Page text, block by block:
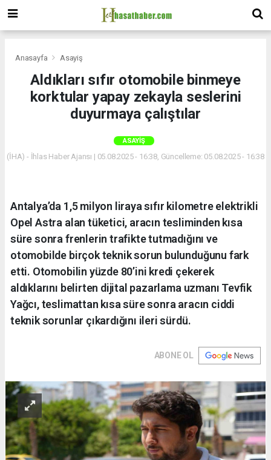
Anasayfa Asayiş
Aldıkları sıfır otomobile binmeye
korktular yapay zekayla seslerini
duyurmaya çalıştılar
ASAYIŞ
(İHA) - İhlas Haber Ajansı | 05.08.2025 - 16:38, Güncelleme: 05.08.2025 - 16:38
Antalya’da 1,5 milyon liraya sıfır kilometre elektrikli
Opel Astra alan tüketici, aracın tesliminden kısa
süre sonra frenlerin trafikte tutmadığını ve
otomobilde birçok teknik sorun bulunduğunu fark
etti. Otomobilin yüzde 80’ini kredi çekerek
aldıklarını belirten dijital pazarlama uzmanı Tevfik
Yağcı, teslimattan kısa süre sonra aracın ciddi
teknik sorunlar çıkardığını ileri sürdü.
ABONE OL